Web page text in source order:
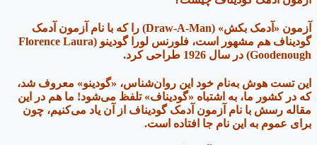
آزمون «آدمک بکش» (Draw-A-Man) را که با نام آزمون آدمک
گودیناف هم مشهور است، فلورنس لورا گودینو (Florence Laura
Goodenough) در سال 1926 طراحی کرد.
این تست هوش به‌نام خود این روان‌شناس، «گودینو» معروف شد،
که در کشور ما، به اشتباه «گودیناف» تلفظ می‌شود! ما هم در این
مقاله رسش با نام آزمون آدمک گودیناف از آن یاد می‌کنیم، چون
برای عموم به این نام جا افتاده است.